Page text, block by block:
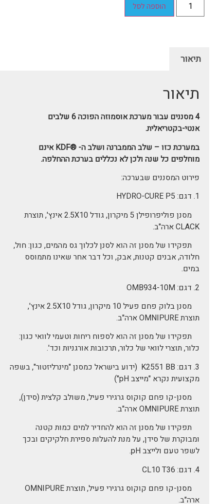
הוספה לסל
תיאור
תיאור
4 מסננים עבור מערכת אוסמוזה הפוכה 6 שלבים
אנטי-בקטריאלית.
במערכת כזו – שלב הממברנה ושלב ה- ®KDF אינם
מוחלפים כל שנה ולכן לא נכללים בערכת ההחלפה.
פירוט המסננים שבערכה:
1. דגם: HYDRO-CURE P5
מסנן פוליפרופילן 5 מיקרון, גודל 2.5X10 אינץ', תוצרת
CLACK ארה"ב.
תפקידו של מסנן זה הוא לסנן לכלוך גס מהמים, כגון: חול,
חלודה, אבנים קטנות, אבק, וכל דבר אחר שאינו מתמוסס
במים.
2. דגם: OMB934-10M
מסנן בלוק פחם פעיל 10 מיקרון, גודל 2.5X10 אינץ',
תוצרת OMNIPURE ארה"ב.
תפקידו של מסנן זה הוא לספוח ריחות וטעמי לוואי כגון:
כלור, תוצרי לוואי של כלור, תרכובות אורגניות וכד'.
3. דגם: K2551 BB (ידוע בישראל כמסנן "מינרליזטור", בשפה
מקצועית נקרא "מייצב pH")
מסנן-קו פחם קוקוס גרגירי פעיל, משולב קלצית (סידן),
תוצרת OMNIPURE ארה"ב.
תפקידו של מסנן זה הוא להחדיר למים כמות קטנה
ומבוקרת של סידן, על מנת להעלות ספירת חלקיקים ובכך
לשפר טעם ולייצב pH.
4. דגם: CL10 T36
מסנן-קו פחם קוקוס גרגירי פעיל, תוצרת OMNIPURE
ארה"ב.